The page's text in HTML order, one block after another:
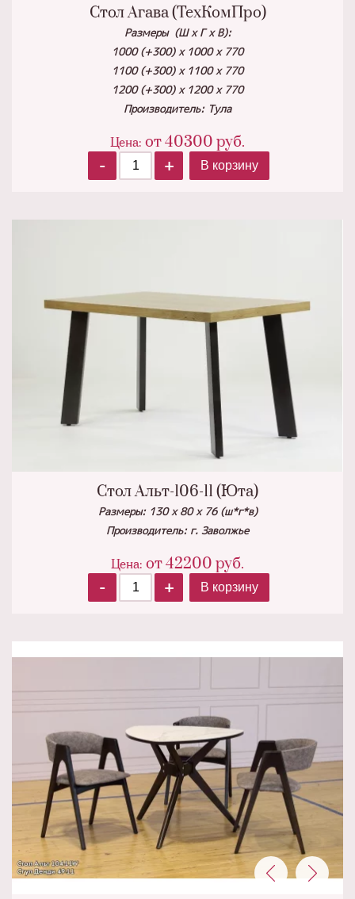
Стол Агава (ТехКомПро)
Размеры (Ш х Г х В):
1000 (+300) х 1000 х 770
1100 (+300) х 1100 х 770
1200 (+300) х 1200 х 770
Производитель: Тула
Цена: от40300 руб.
-
+ В корзину
Стол Альт-106-11 (Юта)
Размеры: 130 х 80 х 76 (ш*г*в)
Производитель: г. Заволжье
Цена: от42200 руб.
-
+ В корзину